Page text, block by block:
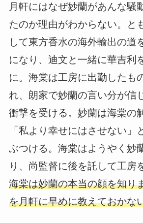
月軒にはなぜ妙蘭があんな騒
たのか理由がわからない。と
して東方香水の海外輸出の道
になり、迪文と一緒に華吉利
に。海棠は工房に出勤したも
れ、朗家で妙蘭の言い分が信
衝撃を受ける。妙蘭は海棠の
「私より幸せにはさせない」
ぶつける。海棠はようやく妙
り、尚監督に後を託して工房
海棠は妙蘭の本当の顔を知り
を月軒に早めに教えておかな